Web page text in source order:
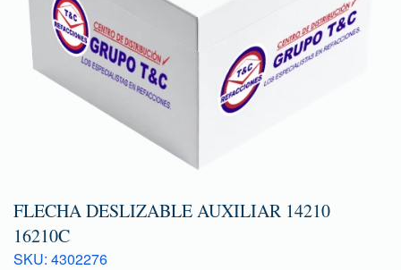
FLECHA DESLIZABLE AUXILIAR 14210
16210C
SKU: 4302276